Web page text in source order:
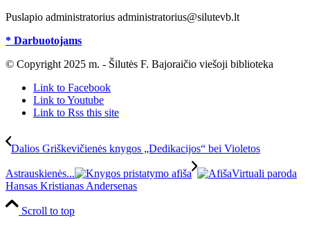
Puslapio administratorius administratorius@silutevb.lt
* Darbuotojams
© Copyright 2025 m. - Šilutės F. Bajoraičio viešoji biblioteka
Link to Facebook
Link to Youtube
Link to Rss this site
Dalios Griškevičienės knygos „Dedikacijos“ bei Violetos
Astrauskienės...
Virtuali paroda
Hansas Kristianas Andersenas
Scroll to top